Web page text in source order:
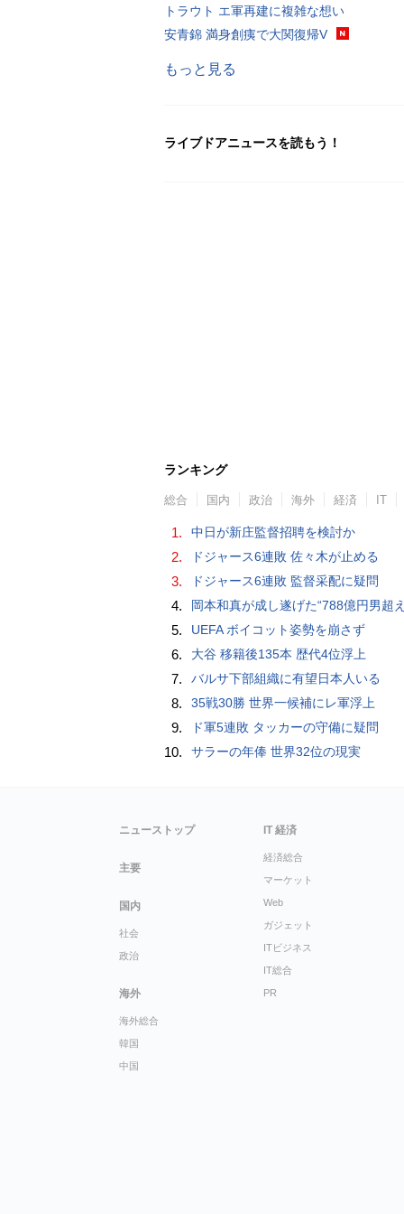
トラウト エ軍再建に複雑な想い
安青錦 満身創痍で大関復帰V
もっと見る
ライブドアニュースを読もう！
ランキング
総合 国内 政治 海外 経済 IT
1. 中日が新庄監督招聘を検討か
2. ドジャース6連敗 佐々木が止める
3. ドジャース6連敗 監督采配に疑問
4. 岡本和真が成し遂げた“788億円男超え” いつのまにか「3位」…見据える球団
5. UEFA ボイコット姿勢を崩さず
6. 大谷 移籍後135本 歴代4位浮上
7. バルサ下部組織に有望日本人いる
8. 35戦30勝 世界一候補にレ軍浮上
9. ド軍5連敗 タッカーの守備に疑問
10. サラーの年俸 世界32位の現実
ニューストップ
主要
国内
社会
政治
海外
海外総合
韓国
中国
IT 経済
経済総合
マーケット
Web
ガジェット
ITビジネス
IT総合
PR